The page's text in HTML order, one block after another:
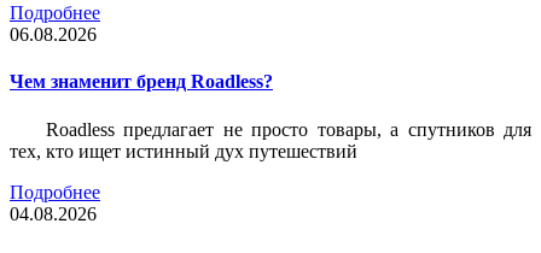
Подробнее
06.08.2026
Чем знаменит бренд Roadless?
Roadless предлагает не просто товары, а спутников для
тех, кто ищет истинный дух путешествий
Подробнее
04.08.2026